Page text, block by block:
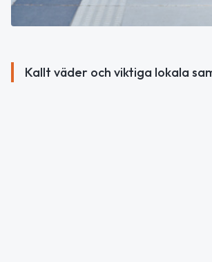
Kallt väder och viktiga lokala